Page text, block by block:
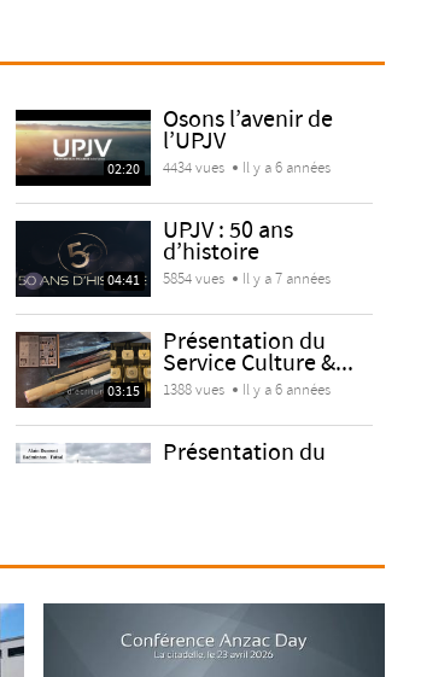
02:20
Osons l’avenir de
l’UPJV
4434 vues Il y a 6 années
04:41
UPJV : 50 ans
d’histoire
5854 vues Il y a 7 années
03:15
Présentation du
Service Culture &...
1388 vues Il y a 6 années
Présentation du
Rania KASSIR - Les
doctorant.e.s nous...